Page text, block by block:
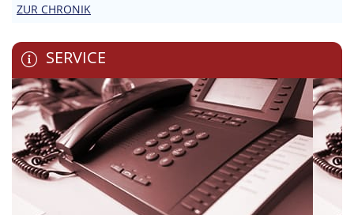
ZUR CHRONIK
SERVICE